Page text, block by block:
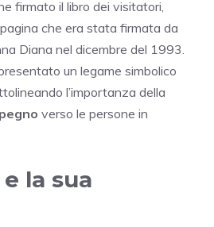
firmato il libro dei visitatori,
che era stata firmata da
Diana nel dicembre del 1993.
un legame simbolico
l’importanza della
verso le persone in
la sua